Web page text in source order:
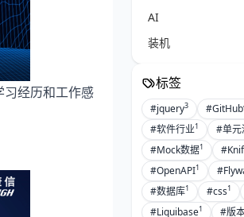
经历和工作感
AI
装机
标签
#jquery3 #GitHub
#软件行业1 #单元
#Mock数据1
#OpenAPI1
#数据库1 #css1
#Liquibase1 #版